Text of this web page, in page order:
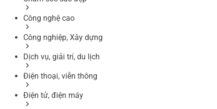
Công nghệ cao
Công nghiệp, Xây dựng
Dịch vụ, giải trí, du lịch
Điện thoại, viễn thông
Điện tử, điện máy